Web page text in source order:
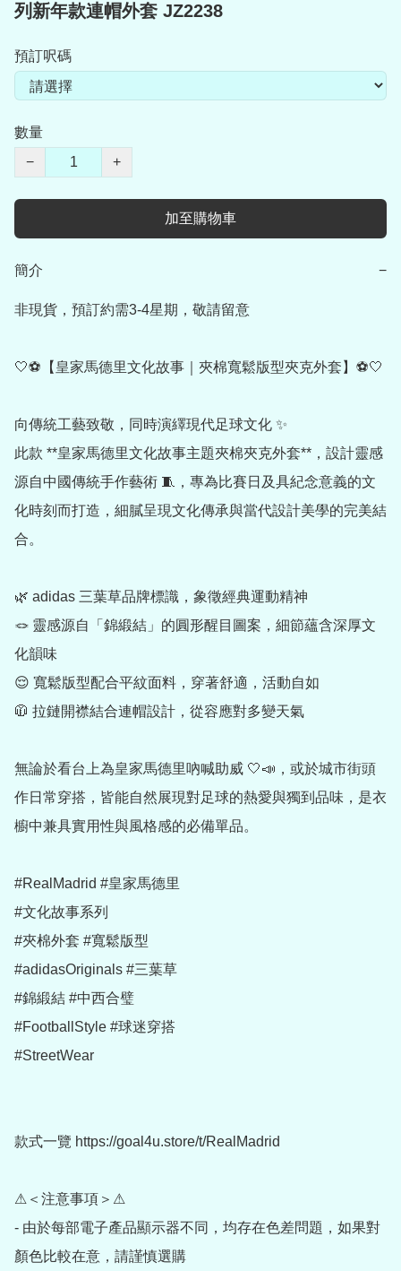
列新年款連帽外套 JZ2238
預訂呎碼
數量
−
+
加至購物車
簡介 −
非現貨，預訂約需3-4星期，敬請留意
🤍⚽️【皇家馬德里文化故事｜夾棉寬鬆版型夾克外套】⚽️🤍
向傳統工藝致敬，同時演繹現代足球文化 ✨
此款 **皇家馬德里文化故事主題夾棉夾克外套**，設計靈感
源自中國傳統手作藝術 🧵，專為比賽日及具紀念意義的文
化時刻而打造，細膩呈現文化傳承與當代設計美學的完美結
合。
🌿 adidas 三葉草品牌標識，象徵經典運動精神
🪢 靈感源自「錦緞結」的圓形醒目圖案，細節蘊含深厚文
化韻味
😌 寬鬆版型配合平紋面料，穿著舒適，活動自如
🧥 拉鏈開襟結合連帽設計，從容應對多變天氣
無論於看台上為皇家馬德里吶喊助威 🤍📣，或於城市街頭
作日常穿搭，皆能自然展現對足球的熱愛與獨到品味，是衣
櫥中兼具實用性與風格感的必備單品。
#RealMadrid #皇家馬德里
#文化故事系列
#夾棉外套 #寬鬆版型
#adidasOriginals #三葉草
#錦緞結 #中西合璧
#FootballStyle #球迷穿搭
#StreetWear
款式一覽 https://goal4u.store/t/RealMadrid
⚠＜注意事項＞⚠
- 由於每部電子產品顯示器不同，均存在色差問題，如果對
顏色比較在意，請謹慎選購